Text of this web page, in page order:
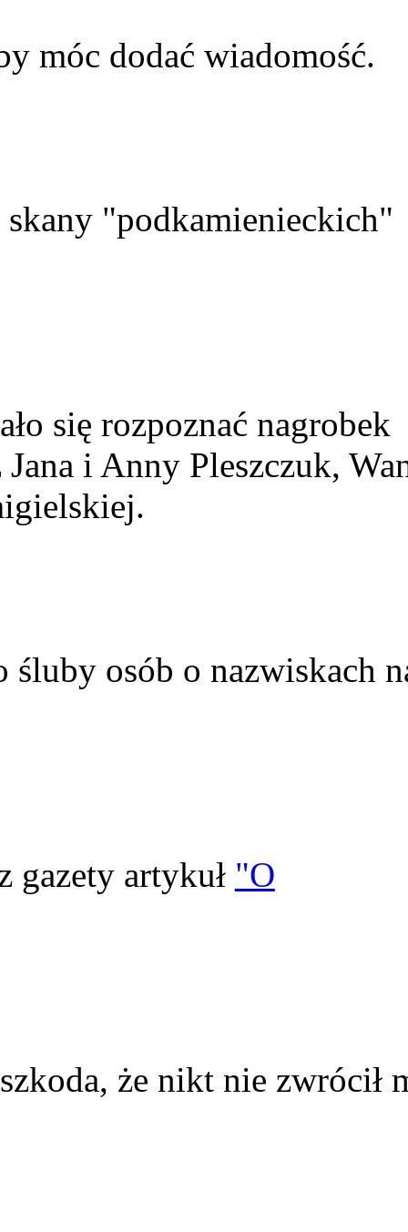
móc dodać wiadomość.
"podkamienieckich"
się rozpoznać nagrobek
i Anny Pleszczuk,
śluby osób o nazwiskach
gazety artykuł "O
że nikt nie zwrócił